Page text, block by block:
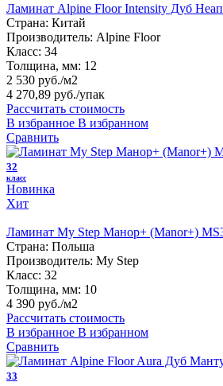
Ламинат Alpine Floor Intensity Дуб
Страна: Китай
Производитель: Alpine Floor
Класс: 34
Толщина, мм: 12
2 530 руб./м2
4 270,89 руб./упак
Рассчитать стоимость
В избранное В избранном
Сравнить
32
класс
Новинка
Хит
Ламинат My Step Манор+ (Manor+)
Страна: Польша
Производитель: My Step
Класс: 32
Толщина, мм: 10
4 390 руб./м2
Рассчитать стоимость
В избранное В избранном
Сравнить
33